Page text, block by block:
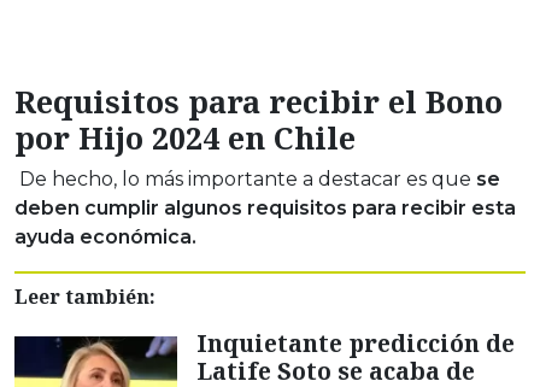
Requisitos para recibir el Bono
por Hijo 2024 en Chile
De hecho, lo más importante a destacar es que se
deben cumplir algunos requisitos para recibir esta
ayuda económica.
Leer también:
Inquietante predicción de
Latife Soto se acaba de